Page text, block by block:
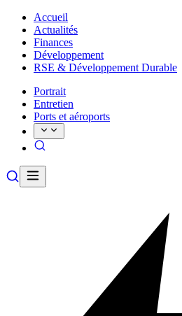
Accueil
Actualités
Finances
Développement
RSE & Développement Durable
Portrait
Entretien
Ports et aéroports